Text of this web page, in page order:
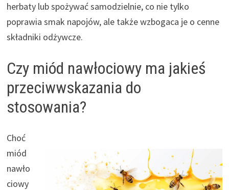
herbaty lub spożywać samodzielnie, co nie tylko
poprawia smak napojów, ale także wzbogaca je o cenne
składniki odżywcze.
Czy miód nawłociowy ma jakieś
przeciwwskazania do
stosowania?
Choć
miód
nawło
ciowy